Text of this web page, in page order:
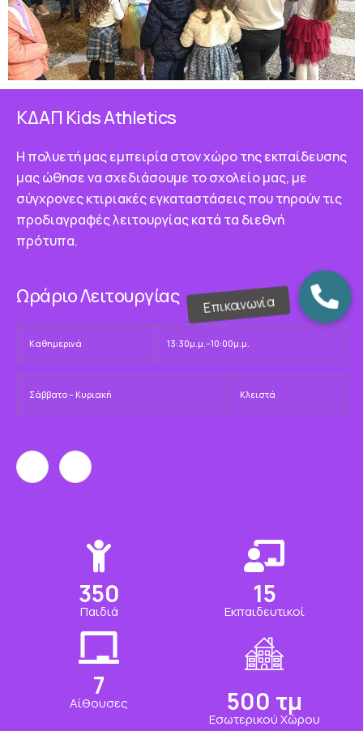
ΚΔΑΠ Κids Athletics
Η πολυετή μας εμπειρία στον χώρο της εκπαίδευσης
μας ώθησε να σχεδιάσουμε το σχολείο μας, με
σύγχρονες κτιριακές εγκαταστάσεις που τηρούν τις
προδιαγραφές λειτουργίας κατά τα διεθνή
πρότυπα.
Ωράριο Λειτουργίας
Καθημερινά 13:30μ.μ.–10:00μ.μ.
Σάββατο – Κυριακή Κλειστά
350
Παιδιά
15
Εκπαιδευτικοί
7
Αίθουσες 500 τμ
Εσωτερικού Χώρου